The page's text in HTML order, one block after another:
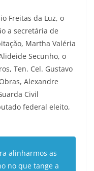
Freitas da Luz, o
a secretária de
Martha Valéria
Secunho, o
Ten. Cel. Gustavo
Alexandre
Civil
federal eleito,
alinharmos as
no que tange a